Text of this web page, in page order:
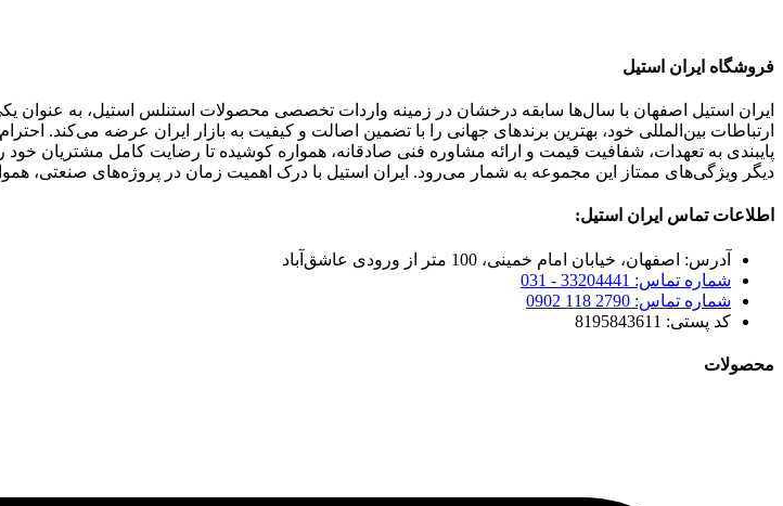
فروشگاه ایران استیل
ایران استیل اصفهان با سال‌ها سابقه درخشان در زمینه واردات تخصصی محصولات استنلس استیل، به عنوان
ارتباطات بین‌المللی خود، بهترین برندهای جهانی را با تضمین اصالت و کیفیت به بازار ایران عرضه می‌کند.
پایبندی به تعهدات، شفافیت قیمت و ارائه مشاوره فنی صادقانه، همواره کوشیده تا رضایت کامل مشتریان
دیگر ویژگی‌های ممتاز این مجموعه به شمار می‌رود. ایران استیل با درک اهمیت زمان در پروژه‌های صنعتی،
اطلاعات تماس ایران استیل:
آدرس: اصفهان، خیابان امام خمینی، 100 متر از ورودی عاشق‌آباد
شماره تماس: 33204441 - 031
شماره تماس: 2790 118 0902
کد پستی: 8195843611
محصولات